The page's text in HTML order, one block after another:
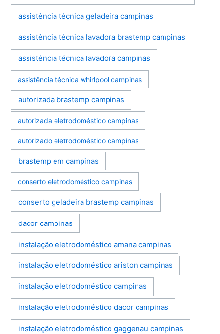
assistência técnica geladeira campinas
assistência técnica lavadora brastemp campinas
assistência técnica lavadora campinas
assistência técnica whirlpool campinas
autorizada brastemp campinas
autorizada eletrodoméstico campinas
autorizado eletrodoméstico campinas
brastemp em campinas
conserto eletrodoméstico campinas
conserto geladeira brastemp campinas
dacor campinas
instalação eletrodoméstico amana campinas
instalação eletrodoméstico ariston campinas
instalação eletrodoméstico campinas
instalação eletrodoméstico dacor campinas
instalação eletrodoméstico gaggenau campinas